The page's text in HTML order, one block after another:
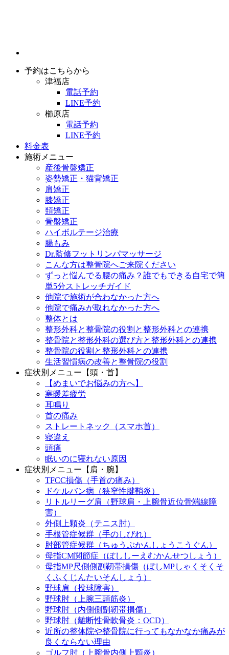
予約はこちらから
津福店
電話予約
LINE予約
櫛原店
電話予約
LINE予約
料金表
施術メニュー
産後骨盤矯正
姿勢矯正・猫背矯正
肩矯正
膝矯正
頚矯正
骨盤矯正
ハイボルテージ治療
腸もみ
Dr.監修フットリンパマッサージ
こんな方は整骨院へご来院ください
ずっと悩んでる腰の痛み？誰でもできる自宅で簡
単5分ストレッチガイド
他院で施術が合わなかった方へ
他院で痛みが取れなかった方へ
整体とは
整形外科と整骨院の役割と整形外科との連携
整骨院と整形外科の選び方と整形外科との連携
整骨院の役割と整形外科との連携
生活習慣病の改善と整骨院の役割
症状別メニュー【頭・首】
【めまいでお悩みの方へ】
寒暖差疲労
耳鳴り
首の痛み
ストレートネック（スマホ首）
寝違え
頭痛
眠いのに寝れない原因
症状別メニュー【肩・腕】
TFCC損傷（手首の痛み）
ドケルバン病（狭窄性腱鞘炎）
リトルリーグ肩（野球肩・上腕骨近位骨端線障
害）
外側上顆炎（テニス肘）
手根管症候群（手のしびれ）
肘部管症候群（ちゅうぶかんしょうこうぐん）
母指CM関節症（ぼししーえむかんせつしょう）
母指MP尺側側副靭帯損傷（ぼしMPしゃくそくそ
くふくじんたいそんしょう）
野球肩（投球障害）
野球肘（上腕三頭筋炎）
野球肘（内側側副靭帯損傷）
野球肘（離断性骨軟骨炎：OCD）
近所の整体院や整骨院に行ってもなかなか痛みが
良くならない理由
ゴルフ肘（上腕骨内側上顆炎）